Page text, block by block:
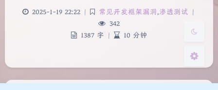
关闭 日落 暗化 灰度
2025-1-19 22:22 | 常见开发框架漏洞,渗透测试 |
342
1387 字 | 10 分钟